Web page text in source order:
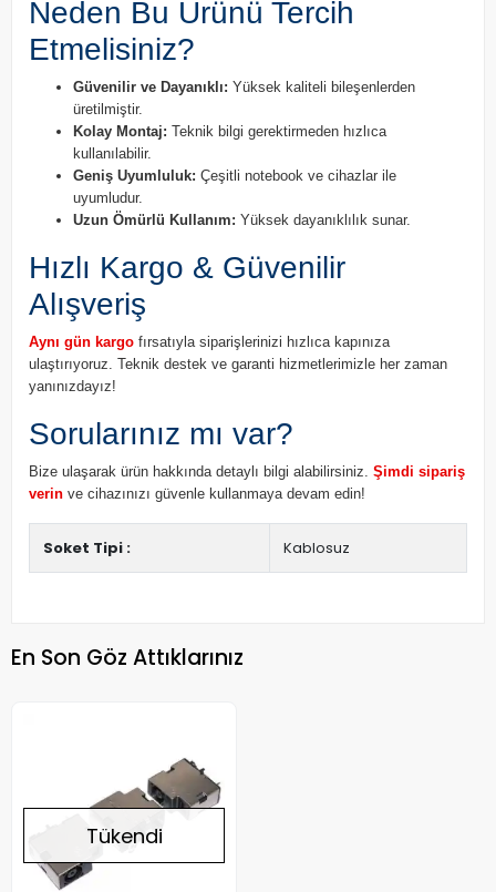
Neden Bu Ürünü Tercih
Etmelisiniz?
Güvenilir ve Dayanıklı: Yüksek kaliteli bileşenlerden
üretilmiştir.
Kolay Montaj: Teknik bilgi gerektirmeden hızlıca
kullanılabilir.
Geniş Uyumluluk: Çeşitli notebook ve cihazlar ile
uyumludur.
Uzun Ömürlü Kullanım: Yüksek dayanıklılık sunar.
Hızlı Kargo & Güvenilir
Alışveriş
Aynı gün kargo fırsatıyla siparişlerinizi hızlıca kapınıza
ulaştırıyoruz. Teknik destek ve garanti hizmetlerimizle her zaman
yanınızdayız!
Sorularınız mı var?
Bize ulaşarak ürün hakkında detaylı bilgi alabilirsiniz. Şimdi sipariş
verin ve cihazınızı güvenle kullanmaya devam edin!
Soket Tipi : Kablosuz
En Son Göz Attıklarınız
Tükendi